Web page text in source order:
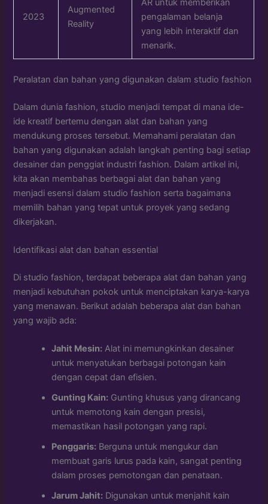
2023
Augmented
Reality
AR untuk memberikan
pengalaman belanja
yang lebih interaktif dan
menarik.
Peralatan dan bahan yang digunakan dalam studio fashion
Dalam dunia fashion, studio menjadi tempat di mana ide-
ide kreatif bertemu dengan alat dan bahan yang
mendukung proses tersebut. Memahami peralatan dan
bahan yang digunakan adalah langkah penting bagi setiap
desainer dan penggiat industri fashion. Dalam artikel ini,
kita akan membahas berbagai alat dan bahan yang
menjadi esensi dalam studio fashion serta bagaimana
memilih bahan yang tepat untuk proyek yang sedang
dikerjakan.
Identifikasi alat dan bahan essential
Di studio fashion, terdapat beberapa alat dan bahan yang
menjadi kebutuhan pokok untuk menciptakan karya-karya
yang menawan. Berikut adalah beberapa alat dan bahan
yang wajib ada:
Jahit Mesin: Alat ini memungkinkan desainer
untuk menyatukan berbagai potongan kain
dengan cepat dan efisien.
Gunting Kain: Gunting khusus yang dirancang
untuk memotong kain dengan presisi,
memastikan hasil potongan yang rapi.
Penggaris: Berguna untuk mengukur dan
membuat garis lurus pada kain, sangat penting
dalam proses pemotongan dan penataan.
Jarum Jahit: Digunakan untuk menjahit kain